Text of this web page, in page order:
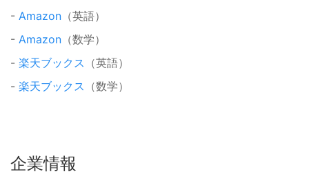
- Amazon （英語）
- Amazon （数学）
- 楽天ブックス （英語）
- 楽天ブックス （数学）
企業情報